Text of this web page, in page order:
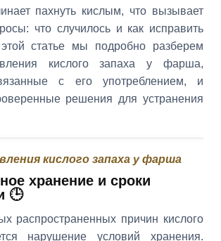
пахнуть кислым, что вызывает
что случилось и как исправить
статье мы подробно разберем
кислого запаха у фарша,
с его употреблением, и
решения для устранения
кислого запаха у фарша
хранение и сроки
🕒
распространенных причин кислого
нарушение условий хранения.